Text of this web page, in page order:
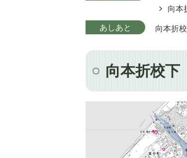
向本
あしあと
向本折
向本折校下